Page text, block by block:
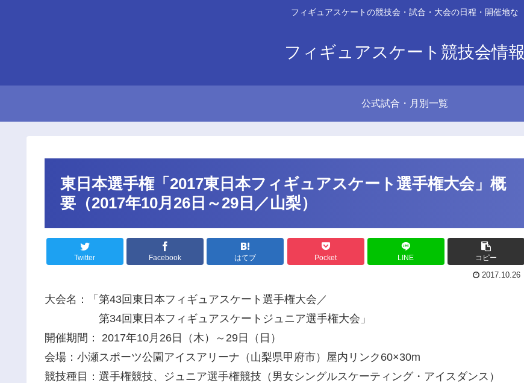
フィギュアスケートの競技会・試合・大会の日程・開催地な
フィギュアスケート競技会情報
公式試合・月別一覧
東日本選手権「2017東日本フィギュアスケート選手権大会」概
要（2017年10月26日～29日／山梨）
Twitter Facebook はてブ Pocket LINE コピー
2017.10.26
大会名：「第43回東日本フィギュアスケート選手権大会／
第34回東日本フィギュアスケートジュニア選手権大会」
開催期間： 2017年10月26日（木）～29日（日）
会場：小瀬スポーツ公園アイスアリーナ（山梨県甲府市）屋内リンク60×30m
競技種目：選手権競技、ジュニア選手権競技（男女シングルスケーティング・アイスダンス）